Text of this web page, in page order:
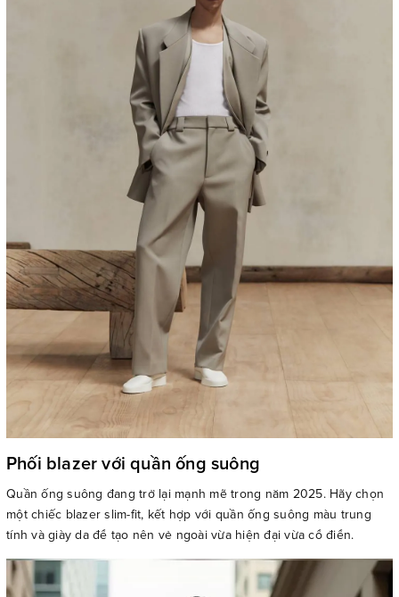
Phối blazer với quần ống suông
Quần ống suông đang trở lại mạnh mẽ trong năm 2025. Hãy chọn
một chiếc blazer slim-fit, kết hợp với quần ống suông màu trung
tính và giày da để tạo nên vẻ ngoài vừa hiện đại vừa cổ điển.